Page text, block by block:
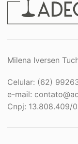
Milena Iversen
Celular: (62)
e-mail:
Cnpj: 13.808.409/